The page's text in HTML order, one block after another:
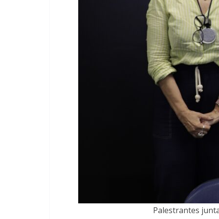
Palestrantes